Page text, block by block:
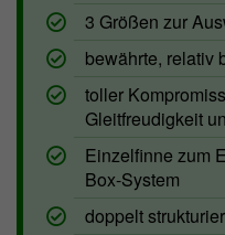
3 Größen zur
bewährte, relativ
toller
Gleitfreudigkeit
Einzelfinne zum
Box-System
doppelt